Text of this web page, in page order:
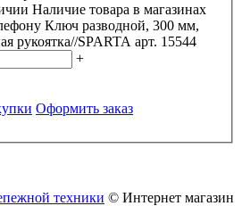
Наличие товара в магазинах
Ключ разводной, 300 мм,
рукоятка//SPARTA арт. 15544
+
Оформить заказ
© Интернет магазин